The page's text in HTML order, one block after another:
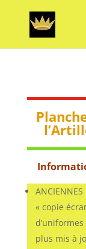
« copie
plus mis à